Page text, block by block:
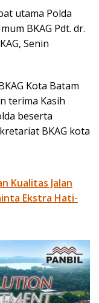
utama Polda
BKAG Pdt. dr.
Senin
Kota Batam
terima Kasih
beserta
BKAG kota
Kualitas Jalan
Ekstra Hati-